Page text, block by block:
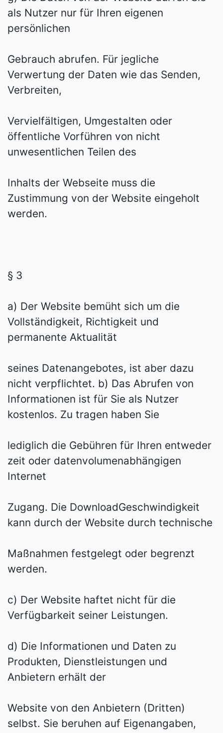
als Nutzer nur für Ihren eigenen
persönlichen
Gebrauch abrufen. Für jegliche
Verwertung der Daten wie das Senden,
Verbreiten,
Vervielfältigen, Umgestalten oder
öffentliche Vorführen von nicht
unwesentlichen Teilen des
Inhalts der Webseite muss die
Zustimmung von der Website eingeholt
werden.
§ 3
a) Der Website bemüht sich um die
Vollständigkeit, Richtigkeit und
permanente Aktualität
seines Datenangebotes, ist aber dazu
nicht verpflichtet. b) Das Abrufen von
Informationen ist für Sie als Nutzer
kostenlos. Zu tragen haben Sie
lediglich die Gebühren für Ihren entweder
zeit­ oder datenvolumenabhängigen
Internet­
Zugang. Die Download­Geschwindigkeit
kann durch der Website durch technische
Maßnahmen festgelegt oder begrenzt
werden.
c) Der Website haftet nicht für die
Verfügbarkeit seiner Leistungen.
d) Die Informationen und Daten zu
Produkten, Dienstleistungen und
Anbietern erhält der
Website von den Anbietern (Dritten)
selbst. Sie beruhen auf Eigenangaben,